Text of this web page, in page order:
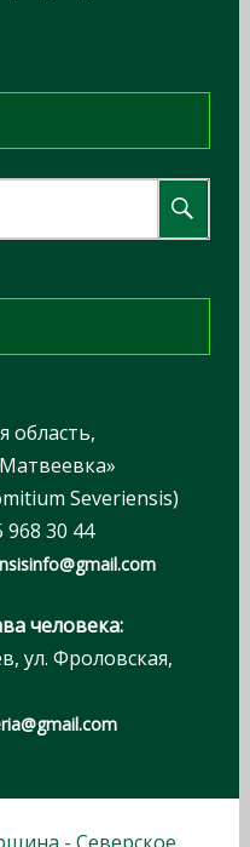
область,
Severiensis)
30 44
человека:
ул. Фроловская,